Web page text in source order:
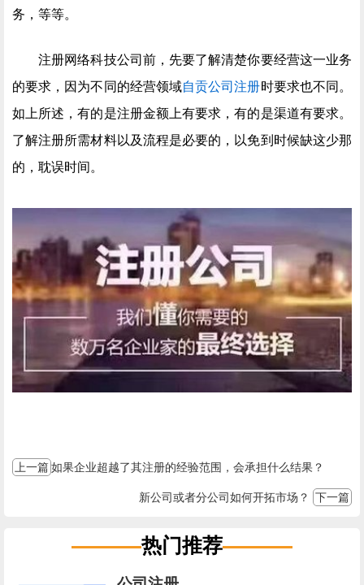
务，等等。
注册网络科技公司前，先要了解清楚你要经营这一业务
的要求，因为不同的经营领域自贡公司注册时要求也不同。
如上所述，有的是注册金额上有要求，有的是渠道有要求。
了解注册所需材料以及流程是必要的，以免到时候缺这少那
的，耽误时间。
上一篇如果企业超越了其注册的经验范围，会承担什么结果？
新公司或者分公司如何开拓市场？ 下一篇
热门推荐